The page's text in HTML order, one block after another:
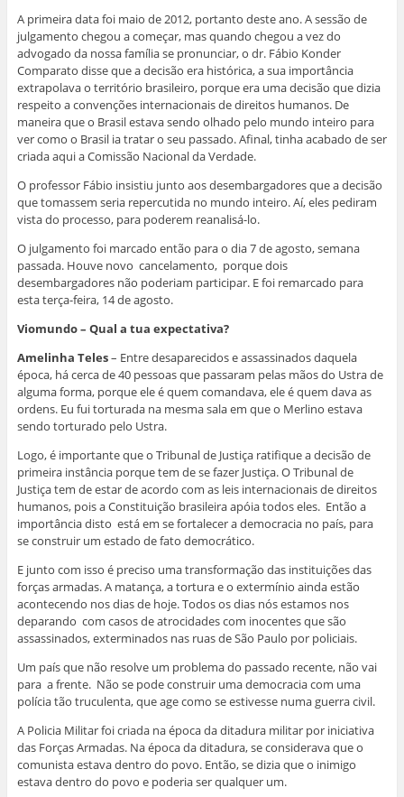
A primeira data foi maio de 2012, portanto deste ano. A sessão de
julgamento chegou a começar, mas quando chegou a vez do
advogado da nossa família se pronunciar, o dr. Fábio Konder
Comparato disse que a decisão era histórica, a sua importância
extrapolava o território brasileiro, porque era uma decisão que dizia
respeito a convenções internacionais de direitos humanos. De
maneira que o Brasil estava sendo olhado pelo mundo inteiro para
ver como o Brasil ia tratar o seu passado. Afinal, tinha acabado de ser
criada aqui a Comissão Nacional da Verdade.
O professor Fábio insistiu junto aos desembargadores que a decisão
que tomassem seria repercutida no mundo inteiro. Aí, eles pediram
vista do processo, para poderem reanalisá-lo.
O julgamento foi marcado então para o dia 7 de agosto, semana
passada. Houve novo cancelamento, porque dois
desembargadores não poderiam participar. E foi remarcado para
esta terça-feira, 14 de agosto.
Viomundo – Qual a tua expectativa?
Amelinha Teles– Entre desaparecidos e assassinados daquela
época, há cerca de 40 pessoas que passaram pelas mãos do Ustra de
alguma forma, porque ele é quem comandava, ele é quem dava as
ordens. Eu fui torturada na mesma sala em que o Merlino estava
sendo torturado pelo Ustra.
Logo, é importante que o Tribunal de Justiça ratifique a decisão de
primeira instância porque tem de se fazer Justiça. O Tribunal de
Justiça tem de estar de acordo com as leis internacionais de direitos
humanos, pois a Constituição brasileira apóia todos eles. Então a
importância disto está em se fortalecer a democracia no país, para
se construir um estado de fato democrático.
E junto com isso é preciso uma transformação das instituições das
forças armadas. A matança, a tortura e o extermínio ainda estão
acontecendo nos dias de hoje. Todos os dias nós estamos nos
deparando com casos de atrocidades com inocentes que são
assassinados, exterminados nas ruas de São Paulo por policiais.
Um país que não resolve um problema do passado recente, não vai
para a frente. Não se pode construir uma democracia com uma
polícia tão truculenta, que age como se estivesse numa guerra civil.
A Policia Militar foi criada na época da ditadura militar por iniciativa
das Forças Armadas. Na época da ditadura, se considerava que o
comunista estava dentro do povo. Então, se dizia que o inimigo
estava dentro do povo e poderia ser qualquer um.